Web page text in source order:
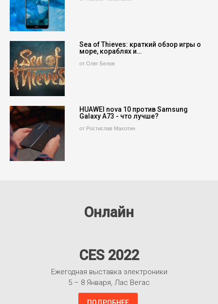
Sea of Thieves: краткий обзор игры о
море, кораблях и…
от Олег Белов
HUAWEI nova 10 против Samsung
Galaxy A73 - что лучше?
от Ростислав Махотин
Онлайн
CES 2022
Ежегодная выставка электроники
5 – 8 Января, Лас Вегас